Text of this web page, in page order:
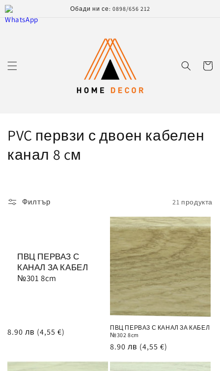
към
съдържанието
Обади ни се: 0898/656 212
К
о
к
PVC первзи с двоен кабелен
канал 8 cм
Филтър 21 продукта
ПВЦ ПЕРВАЗ С
КАНАЛ ЗА КАБЕЛ
№301 8cm
Обичайна
8.90 лв (4,55 €)
ПВЦ ПЕРВАЗ С КАНАЛ ЗА КАБЕЛ
№302 8cm
Обичайна
8.90 лв (4,55 €)